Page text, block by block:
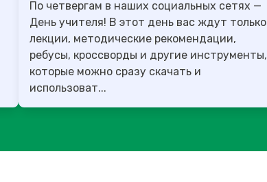
По четвергам в наших социальных сетях —
День учителя! В этот день вас ждут только
лекции, методические рекомендации,
ребусы, кроссворды и другие инструменты,
которые можно сразу скачать и
использоват...